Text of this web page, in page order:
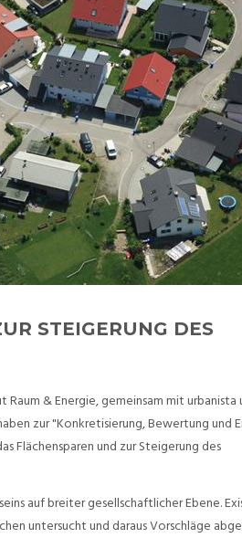
STEIGERUNG DES
& Energie, gemeinsam mit urbanista
zur "Konkretisierung, Bewertung und
Flächensparen und zur Steigerung des
auf breiter gesellschaftlicher Ebene.
untersucht und daraus Vorschläge